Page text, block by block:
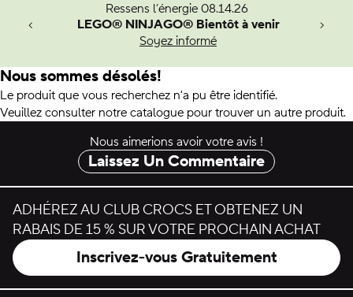
Ressens l’énergie 08.14.26
LEGO® NINJAGO® Bientôt à venir
Soyez informé
Man.
Nous sommes désolés!
Le produit que vous recherchez n'a pu être identifié.
Veuillez consulter notre catalogue pour trouver un autre produit.
Nous aimerions avoir votre avis !
Laissez Un Commentaire
ADHÉREZ AU CLUB CROCS ET OBTENEZ UN
RABAIS DE 15 % SUR VOTRE PROCHAIN ACHAT
Inscrivez-vous Gratuitement